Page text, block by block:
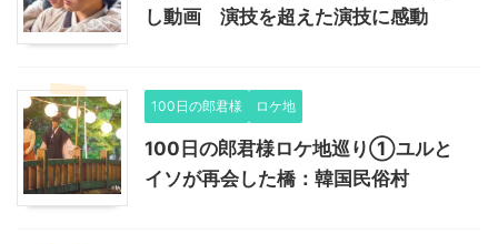
し動画 演技を超えた演技に感動
100日の郎君様 ロケ地
100日の郎君様ロケ地巡り①ユルと
イソが再会した橋：韓国民俗村